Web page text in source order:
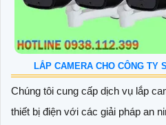
LẮP CAMERA CHO CÔNG TY
Chúng tôi cung cấp dịch vụ lắp
thiết bị điện với các giải pháp an